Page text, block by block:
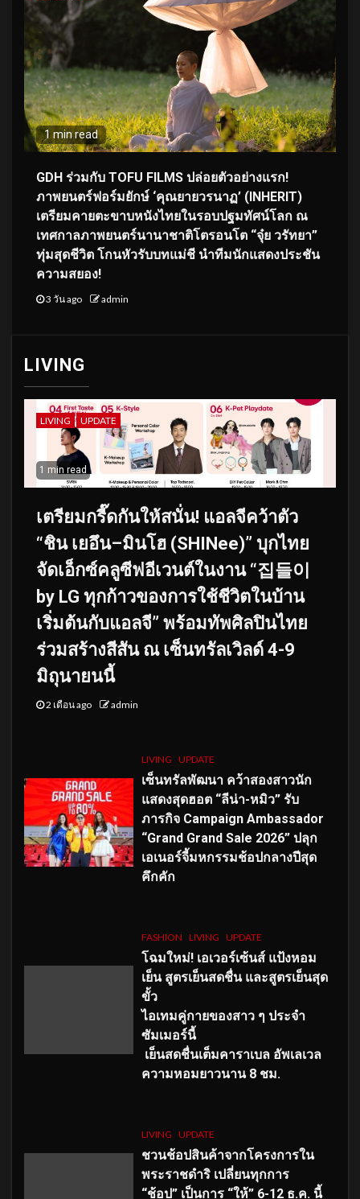
1 min read
GDH ร่วมกับ TOFU FILMS ปล่อยตัวอย่างแรก!
ภาพยนตร์ฟอร์มยักษ์ ‘คุณยายวรนาฏ’ (INHERIT)
เตรียมคายตะขาบหนังไทยในรอบปฐมทัศน์โลก ณ
เทศกาลภาพยนตร์นานาชาติโตรอนโต “จุ๋ย วรัทยา”
ทุ่มสุดชีวิต โกนหัวรับบทแม่ชี นำทีมนักแสดงประชัน
ความสยอง!
3 วัน ago admin
LIVING
LIVING UPDATE
1 min read
เตรียมกรี๊ดกันให้สนั่น! แอลจีคว้าตัว
“ชิน เยอึน–มินโฮ (SHINee)” บุกไทย
จัดเอ็กซ์คลูซีฟอีเวนต์ในงาน “집들이
by LG ทุกก้าวของการใช้ชีวิตในบ้าน
เริ่มต้นกับแอลจี” พร้อมทัพศิลปินไทย
ร่วมสร้างสีสัน ณ เซ็นทรัลเวิลด์ 4-9
มิถุนายนนี้
2 เดือน ago admin
LIVING UPDATE
เซ็นทรัลพัฒนา คว้าสองสาวนัก
แสดงสุดฮอต “ลีน่า-หมิว” รับ
ภารกิจ Campaign Ambassador
“Grand Grand Sale 2026” ปลุก
เอเนอร์จี้มหกรรมช้อปกลางปีสุด
คึกคัก
FASHION LIVING UPDATE
โฉมใหม่! เอเวอร์เซ้นส์ แป้งหอม
เย็น สูตรเย็นสดชื่น และสูตรเย็นสุด
ขั้ว
ไอเทมคู่กายของสาว ๆ ประจำ
ซัมเมอร์นี้
เย็นสดชื่นเต็มคาราเบล อัพเลเวล
ความหอมยาวนาน 8 ชม.
LIVING UPDATE
ชวนช้อปสินค้าจากโครงการใน
พระราชดำริ เปลี่ยนทุกการ
“ช้อป” เป็นการ “ให้” 6-12 ธ.ค. นี้